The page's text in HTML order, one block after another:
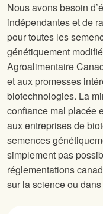
Nous avons besoin
indépendantes et de
pour toutes les
génétiquement
Agroalimentaire
et aux promesses
biotechnologies. La
confiance mal placée
aux entreprises de
semences
simplement pas
réglementations
sur la science ou